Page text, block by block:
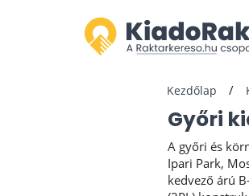
Kezdőlap
Győri
A győri és
Ipari Park,
kedvező árú